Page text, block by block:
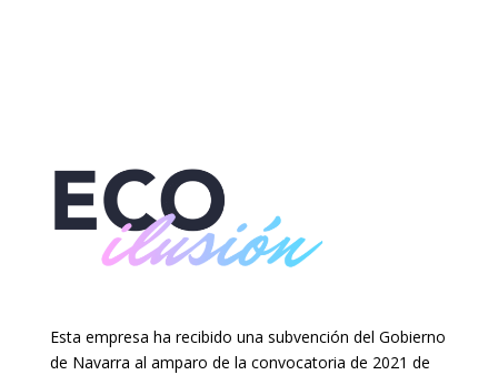
Esta empresa ha recibido una subvención del Gobierno
de Navarra al amparo de la convocatoria de 2021 de